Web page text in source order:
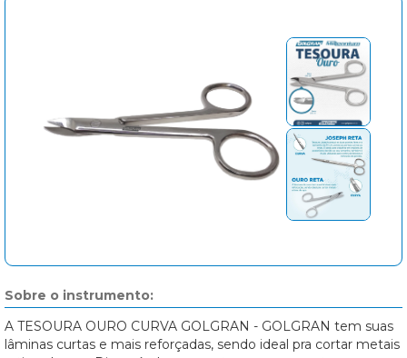
Sobre o instrumento:
A TESOURA OURO CURVA GOLGRAN - GOLGRAN tem suas
lâminas curtas e mais reforçadas, sendo ideal pra cortar metais